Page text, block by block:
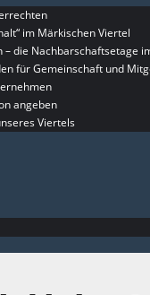
im Märkischen Viertel
die Nachbarschaftsetage
für Gemeinschaft und
angeben
Viertels